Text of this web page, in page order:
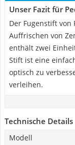
Unser Fazit für
Der Fugenstift von
Auffrischen von
enthält zwei
Stift ist eine
optisch zu
verleihen.
Technische Details
Modell